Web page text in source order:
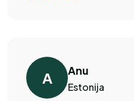
A Anu
Estonija